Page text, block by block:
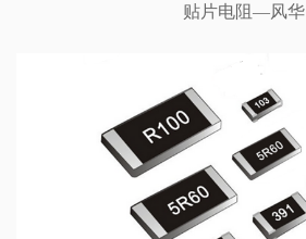
贴片电阻—风华